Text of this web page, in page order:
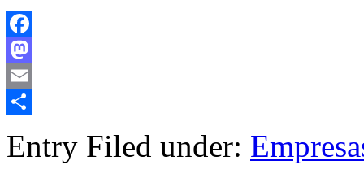
Facebook
Mastodon
Email
Entry Filed under: